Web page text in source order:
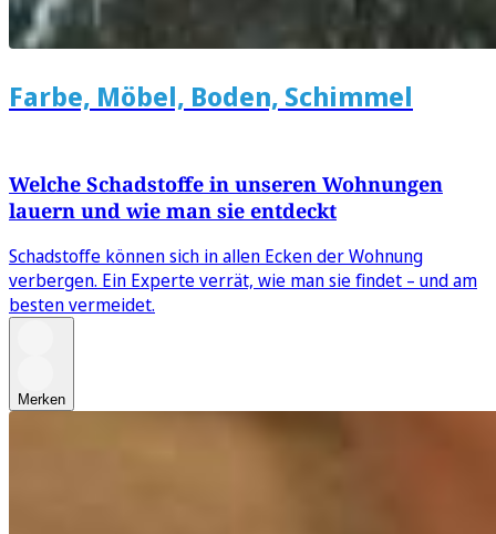
Farbe, Möbel, Boden, Schimmel
Welche Schadstoffe in unseren Wohnungen
lauern und wie man sie entdeckt
Schadstoffe können sich in allen Ecken der Wohnung
verbergen. Ein Experte verrät, wie man sie findet – und am
besten vermeidet.
Merken